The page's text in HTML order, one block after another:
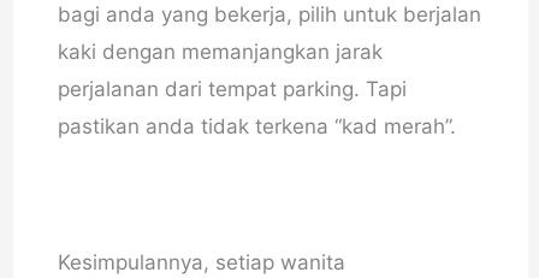
bagi anda yang bekerja, pilih untuk berjalan
kaki dengan memanjangkan jarak
perjalanan dari tempat parking. Tapi
pastikan anda tidak terkena “kad merah”.
Kesimpulannya, setiap wanita